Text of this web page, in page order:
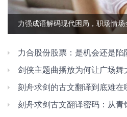
力强成语解码现代困局，职场情场
剑侠主题曲播放为何让广场舞